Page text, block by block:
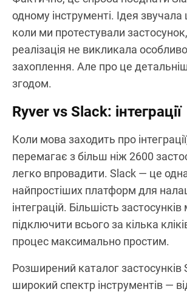
одному інструменті. Ідея звучала
коли ми протестували
реалізація не викликала
захоплення. Але про це
згодом.
Ryver vs Slack: інтеграції
Коли мова заходить про
перемагає з більш ніж 2600
легко впровадити. Slack — це
найпростіших платформ для
інтеграцій. Більшість
підключити всього за кілька
процес максимально простим.
Розширений каталог застосунків
широкий спектр інструментів —